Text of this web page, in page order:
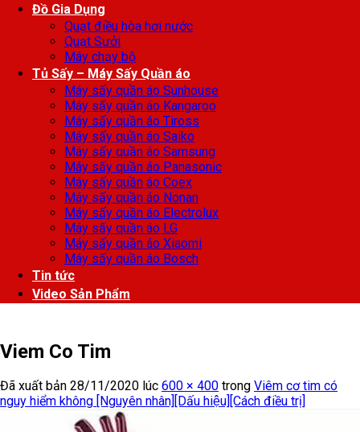
Đồ Gia Dụng
Quạt điều hòa hơi nước
Quạt Sưởi
Máy chạy bộ
Tủ Sấy – Máy Sấy Quần áo
Máy sấy quần áo Sunhouse
Máy sấy quần áo Kangaroo
Máy sấy quần áo Tiross
Máy sấy quần áo Saiko
Máy sấy quần áo Samsung
Máy sấy quần áo Panasonic
Máy sấy quần áo Coex
Máy sấy quần áo Nonan
Máy sấy quần áo Electrolux
Máy sấy quần áo LG
Máy sấy quần áo Xiaomi
Máy sấy quần áo Bosch
Tin tức
Video Sản Phẩm
Viem Co Tim
Đã xuất bản 28/11/2020 lúc 600 × 400 trong Viêm cơ tim có
nguy hiểm không [Nguyên nhân][Dấu hiệu][Cách điều trị]